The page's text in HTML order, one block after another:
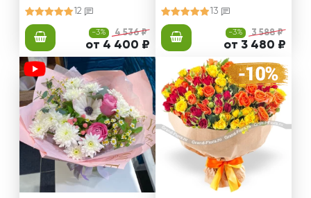
12
-3% 4 536 ₽
от 4 400 ₽
13
-3% 3 588 ₽
от 3 480 ₽